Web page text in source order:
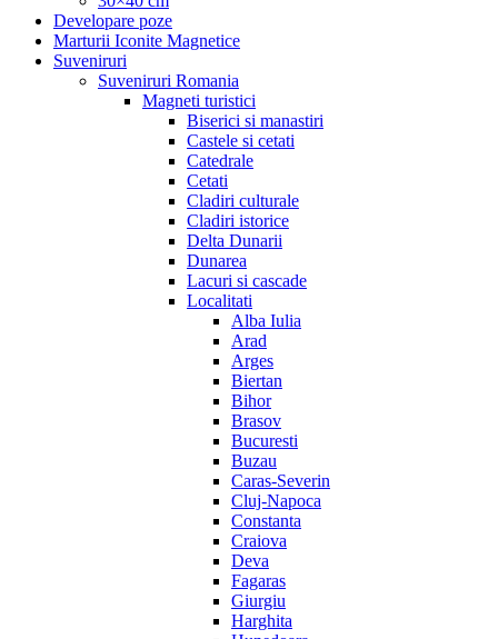
Developare poze
Marturii Iconite Magnetice
Suveniruri
Suveniruri Romania
Magneti turistici
Biserici si manastiri
Castele si cetati
Catedrale
Cetati
Cladiri culturale
Cladiri istorice
Delta Dunarii
Dunarea
Lacuri si cascade
Localitati
Alba Iulia
Arad
Arges
Biertan
Bihor
Brasov
Bucuresti
Buzau
Caras-Severin
Cluj-Napoca
Constanta
Craiova
Deva
Fagaras
Giurgiu
Harghita